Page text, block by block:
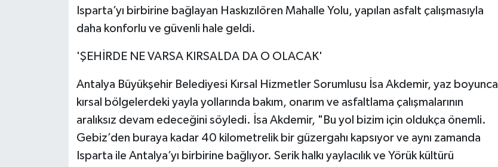
Isparta’yı birbirine bağlayan Haskızılören Mahalle Yolu, yapılan asfalt çalışmasıyla
daha konforlu ve güvenli hale geldi.
'ŞEHİRDE NE VARSA KIRSALDA DA O OLACAK'
Antalya Büyükşehir Belediyesi Kırsal Hizmetler Sorumlusu İsa Akdemir, yaz boyunca
kırsal bölgelerdeki yayla yollarında bakım, onarım ve asfaltlama çalışmalarının
aralıksız devam edeceğini söyledi. İsa Akdemir, "Bu yol bizim için oldukça önemli.
Gebiz’den buraya kadar 40 kilometrelik bir güzergahı kapsıyor ve aynı zamanda
Isparta ile Antalya’yı birbirine bağlıyor. Serik halkı yaylacılık ve Yörük kültürü